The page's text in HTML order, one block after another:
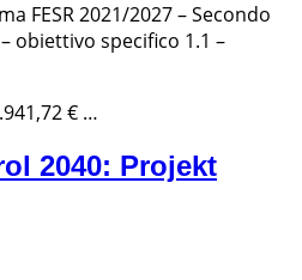
FESR 2021/2027 – Secondo
obiettivo specifico 1.1 –
€ …
2040: Projekt